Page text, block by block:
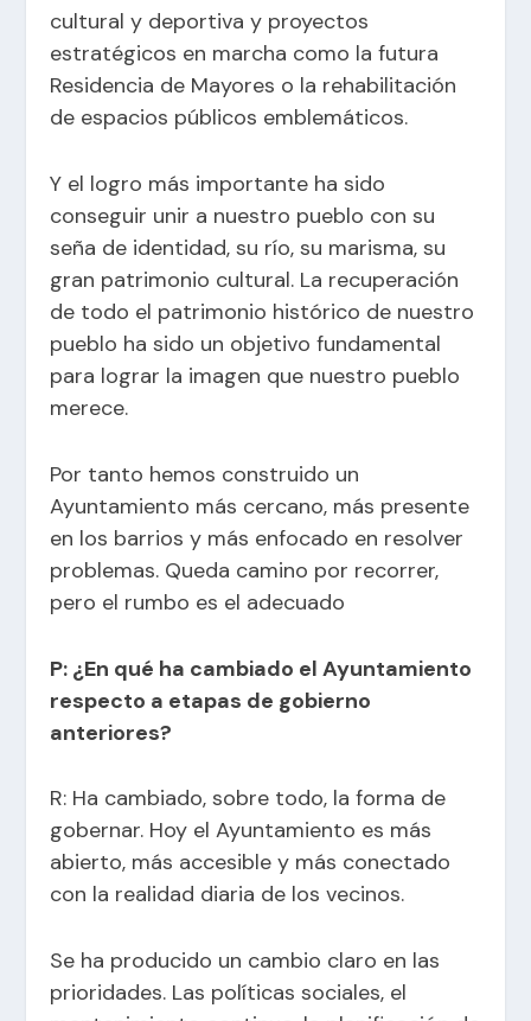
cultural y deportiva y proyectos
estratégicos en marcha como la futura
Residencia de Mayores o la rehabilitación
de espacios públicos emblemáticos.
Y el logro más importante ha sido
conseguir unir a nuestro pueblo con su
seña de identidad, su río, su marisma, su
gran patrimonio cultural. La recuperación
de todo el patrimonio histórico de nuestro
pueblo ha sido un objetivo fundamental
para lograr la imagen que nuestro pueblo
merece.
Por tanto hemos construido un
Ayuntamiento más cercano, más presente
en los barrios y más enfocado en resolver
problemas. Queda camino por recorrer,
pero el rumbo es el adecuado
P: ¿En qué ha cambiado el Ayuntamiento
respecto a etapas de gobierno
anteriores?
R: Ha cambiado, sobre todo, la forma de
gobernar. Hoy el Ayuntamiento es más
abierto, más accesible y más conectado
con la realidad diaria de los vecinos.
Se ha producido un cambio claro en las
prioridades. Las políticas sociales, el